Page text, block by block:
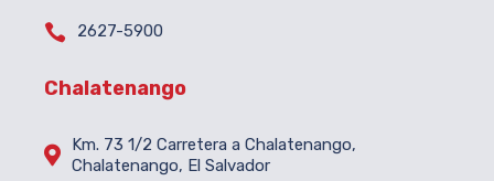
 2627-5900
Chalatenango

Km. 73 1/2 Carretera a Chalatenango,
Chalatenango, El Salvador